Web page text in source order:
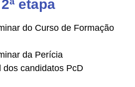
etapa
do Curso de Formação
da Perícia
dos candidatos PcD